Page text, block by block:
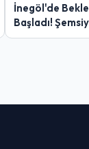
İnegöl'de
Başladı!
Yakalananlar